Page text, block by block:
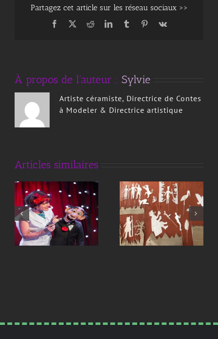
Partagez cet article sur les réseau sociaux >>
Facebook Reddit LinkedIn
TumblrPinterest
À propos de l'auteur : Sylvie
Artiste céramiste, Directrice de Contes
à Modeler & Directrice artistique
Articles similaires
Atelier magie